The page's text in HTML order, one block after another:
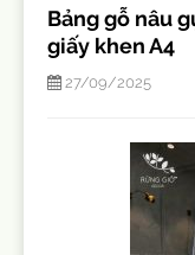
Bảng gỗ nâu
giấy khen A4
27/09/2025